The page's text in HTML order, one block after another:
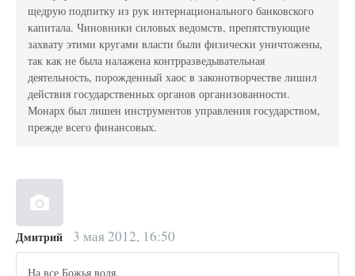
щедрую подпитку из рук интернационального банковского
капитала. Чиновники силовых ведомств, препятствующие
захвату этими кругами власти были физически уничтожены,
так как не была налажена контрразведывательная
деятельность, порожденный хаос в законотворчестве лишил
действия государственных органов организованности.
Монарх был лишен инструментов управления государством,
прежде всего финансовых.
Дмитрий 3 мая 2012, 16:50
На все Божья воля.